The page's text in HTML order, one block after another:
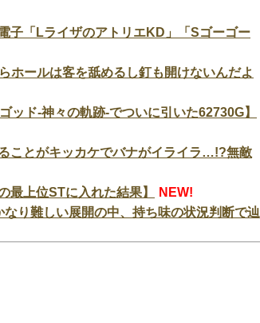
子「LライザのアトリエKD」「Sゴーゴー
ホールは客を舐めるし釘も開けないんだよ
ド-神々の軌跡-でついに引いた62730G】
ことがキッカケでバナがイライラ…!?無敵
最上位STに入れた結果】
NEW!
り難しい展開の中、持ち味の状況判断で辿
られた…」ワイ「会社終わったやろなぁ」